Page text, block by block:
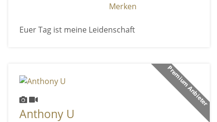
Merken
Euer Tag ist meine Leidenschaft
Premium Anbieter
Anthony U